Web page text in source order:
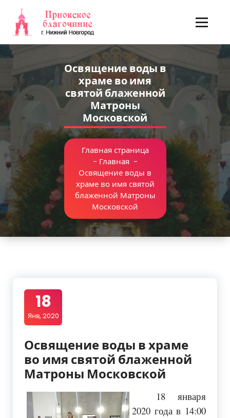
содержимому
Освящение воды в
храме во имя
святой блаженной
Матроны
Московской
Главная страница
- Главная-
Освящение воды в
храме во имя святой
блаженной Матроны
Московской
18
Янв, 2020
Освящение воды в храме
во имя святой блаженной
Матроны Московской
18 января
2020 года в 14:00